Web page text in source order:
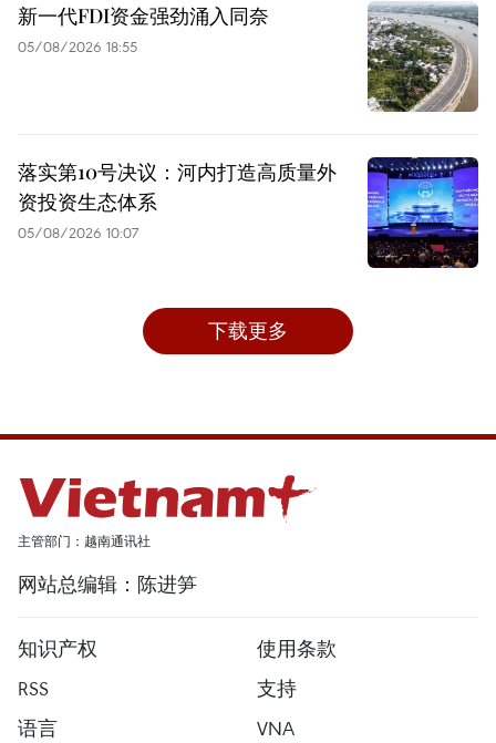
新一代FDI资金强劲涌入同奈
05/08/2026 18:55
落实第10号决议：河内打造高质量外
资投资生态体系
05/08/2026 10:07
下载更多
主管部门：越南通讯社
网站总编辑：陈进笋
知识产权
使用条款
RSS
支持
语言
VNA